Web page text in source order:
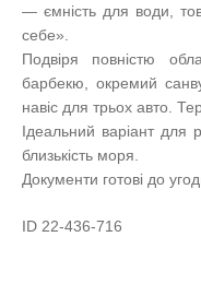
— ємність для води,
себе».
Подвіря повністю
барбекю, окремий
навіс для трьох авто.
Ідеальний варіант для
близькість моря.
Документи готові до
ID 22-436-716